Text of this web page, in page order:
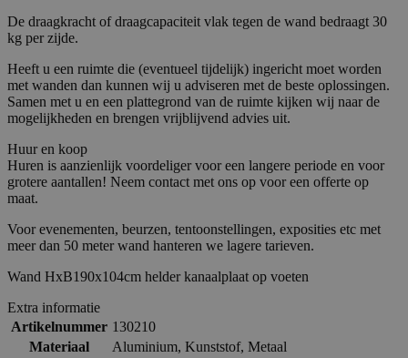
De draagkracht of draagcapaciteit vlak tegen de wand bedraagt 30
kg per zijde.
Heeft u een ruimte die (eventueel tijdelijk) ingericht moet worden
met wanden dan kunnen wij u adviseren met de beste oplossingen.
Samen met u en een plattegrond van de ruimte kijken wij naar de
mogelijkheden en brengen vrijblijvend advies uit.
Huur en koop
Huren is aanzienlijk voordeliger voor een langere periode en voor
grotere aantallen! Neem contact met ons op voor een offerte op
maat.
Voor evenementen, beurzen, tentoonstellingen, exposities etc met
meer dan 50 meter wand hanteren we lagere tarieven.
Wand HxB190x104cm helder kanaalplaat op voeten
Extra informatie
Artikelnummer 130210
Materiaal
Aluminium, Kunststof, Metaal